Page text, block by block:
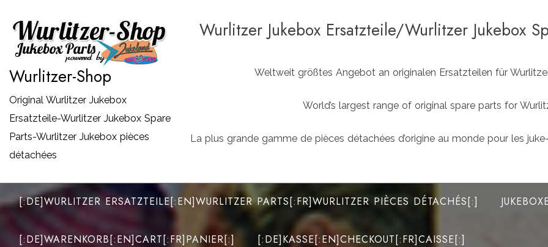
Inhalt
springen
Wurlitzer-Shop
Original Wurlitzer Jukebox
Ersatzteile-Wurlitzer Jukebox Spare
Parts-Wurlitzer Jukebox pièces
détachées
Wurlitzer Jukebox Ersatzteile/Wurlitzer Jukebox
Weltweit größtes Angebot an originalen Ersatzteilen für
World’s largest range of original spare parts for
La plus grande gamme de pièces détachées d’origine au monde pour les
[:DE]WURLITZER ERSATZTEILE[:EN]WURLITZER PARTS[:FR]WURLITZER PIÈCES DÉTACHÉS[:]
[:DE]WARENKORB[:EN]CART[:FR]PANIER[:] [:DE]KASSE[:EN]CHECKOUT[:FR]CAISSE[:]